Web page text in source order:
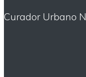
Curador Urbano